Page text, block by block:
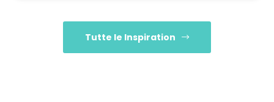
Tutte le Inspiration